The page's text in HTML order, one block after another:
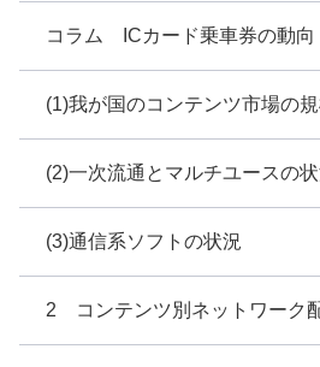
コラム ICカード乗車券の動向
(1)我が国のコンテンツ市場の
(2)一次流通とマルチユースの
(3)通信系ソフトの状況
2 コンテンツ別ネットワーク